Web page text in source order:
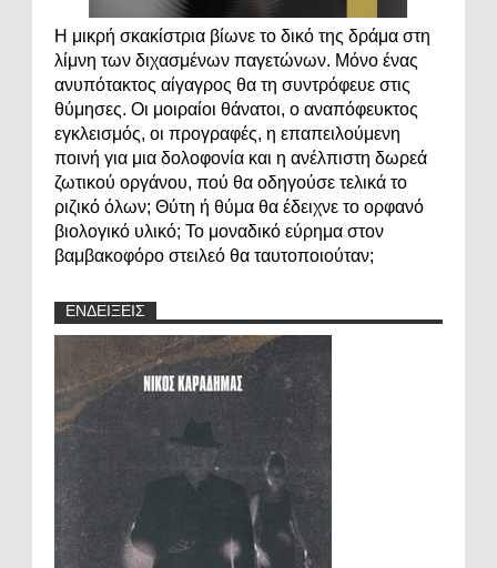
Η μικρή σκακίστρια βίωνε το δικό της δράμα στη
λίμνη των διχασμένων παγετώνων. Μόνο ένας
ανυπότακτος αίγαγρος θα τη συντρόφευε στις
θύμησες. Οι μοιραίοι θάνατοι, ο αναπόφευκτος
εγκλεισμός, οι προγραφές, η επαπειλούμενη
ποινή για μια δολοφονία και η ανέλπιστη δωρεά
ζωτικού οργάνου, πού θα οδηγούσε τελικά το
ριζικό όλων; Θύτη ή θύμα θα έδειχνε το ορφανό
βιολογικό υλικό; Το μοναδικό εύρημα στον
βαμβακοφόρο στειλεό θα ταυτοποιούταν;
ΕΝΔΕΙΞΕΙΣ